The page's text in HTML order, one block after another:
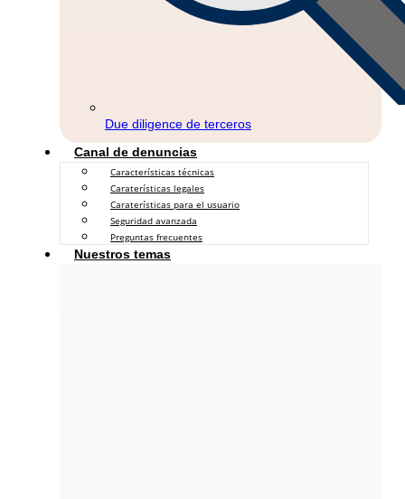
Due diligence de terceros
Canal de denuncias
Características técnicas
Caraterísticas legales
Caraterísticas para el usuario
Seguridad avanzada
Preguntas frecuentes
Nuestros temas